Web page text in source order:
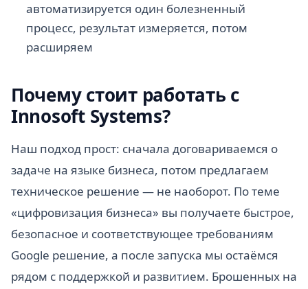
автоматизируется один болезненный
процесс, результат измеряется, потом
расширяем
Почему стоит работать с
Innosoft Systems?
Наш подход прост: сначала договариваемся о
задаче на языке бизнеса, потом предлагаем
техническое решение — не наоборот. По теме
«цифровизация бизнеса» вы получаете быстрое,
безопасное и соответствующее требованиям
Google решение, а после запуска мы остаёмся
рядом с поддержкой и развитием. Брошенных на